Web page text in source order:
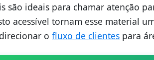
são ideais para chamar atenção
acessível tornam esse material
o fluxo de clientes para